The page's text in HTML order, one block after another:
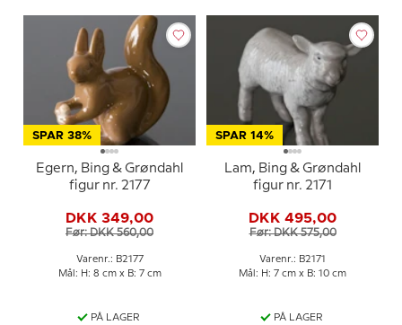
SPAR 38%
Egern, Bing & Grøndahl
figur nr. 2177
DKK 349,00
Før: DKK 560,00
Varenr.: B2177
Mål: H: 8 cm x B: 7 cm
PÅ LAGER
SPAR 14%
Lam, Bing & Grøndahl
figur nr. 2171
DKK 495,00
Før: DKK 575,00
Varenr.: B2171
Mål: H: 7 cm x B: 10 cm
PÅ LAGER